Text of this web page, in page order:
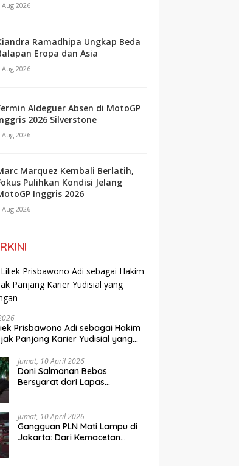
Aug 2026
Ramadhipa Ungkap Beda
Eropa dan Asia
Aug 2026
Aldeguer Absen di MotoGP
2026 Silverstone
Aug 2026
Marquez Kembali Berlatih,
Pulihkan Kondisi Jelang
Inggris 2026
Aug 2026
Prisbawono Adi sebagai Hakim
Panjang Karier Yudisial yang
Jumat, 10 April 2026
Doni Salmanan Bebas
Bersyarat dari Lapas
Jumat, 10 April 2026
Gangguan PLN Mati Lampu di
Jakarta: Dari Kemacetan